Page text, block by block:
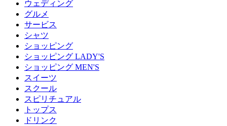
ウェディング
グルメ
サービス
シャツ
ショッピング
ショッピング LADY'S
ショッピング MEN'S
スイーツ
スクール
スピリチュアル
トップス
ドリンク